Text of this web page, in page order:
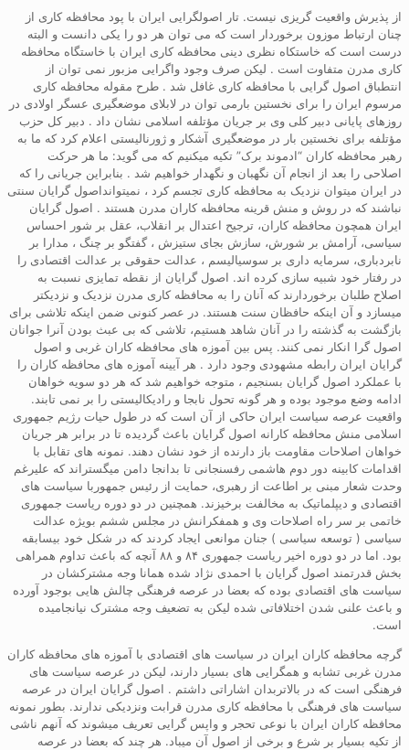
از پذیرش واقعیت گریزی نیست. تار اصولگرایی ایران با پود محافظه کاری از
چنان ارتباط موزون برخوردار است که می توان هر دو را یکی دانست و البته
درست است که خاستکاه نظری دینی محافظه کاری ایران با خاستگاه محافظه
کاری مدرن متفاوت است . لیکن صرف وجود واگرایی مزبور نمی توان از
انتطباق اصول گرایی با محافظه کاری غافل شد . طرح مقوله محافظه کاری
مرسوم ایران را برای نخستین بارمی توان در لابلای موضعگیری عسگر اولادی در
روزهای پایانی دبیر کلی وی بر جریان مؤتلفه اسلامی نشان داد . دبیر کل حزب
مؤتلفه برای نخستین بار در موضعگیری آشکار و ژورنالیستی اعلام کرد که ما به
رهبر محافظه کاران “ادموند برک” تکیه میکنیم که می گوید: ما هر حرکت
اصلاحی را بعد از انجام آن نگهبان و نگهدار خواهیم شد . بنابراین جریانی را که
در ایران میتوان نزدیک به محافظه کاری تجسم کرد ، نمیتوانداصول گرایان سنتی
نباشند که در روش و منش قرینه محافظه کاران مدرن هستند . اصول گرایان
ایران همچون محافظه کاران، ترجیح اعتدال بر انقلاب، عقل بر شور احساس
سیاسی، آرامش بر شورش، سازش بجای ستیزش ، گفتگو بر چنگ ، مدارا بر
نابردباری، سرمایه داری بر سوسیالیسم ، عدالت حقوقی بر عدالت اقتصادی را
در رفتار خود شبیه سازی کرده اند. اصول گرایان از نقطه تمایزی نسبت به
اصلاح طلبان برخوردارند که آنان را به محافظه کاری مدرن نزدیک و نزدیکتر
میسازد و آن اینکه حافظان سنت هستند. در عصر کنونی ضمن اینکه تلاشی برای
بازگشت به گذشته را در آنان شاهد هستیم، تلاشی که بی عبث بودن آنرا جوانان
اصول گرا انکار نمی کنند. پس بین آموزه های محافظه کاران غربی و اصول
گرایان ایران رابطه مشهودی وجود دارد . هر آیینه آموزه های محافظه کاران را
با عملکرد اصول گرایان بسنجیم ، متوجه خواهیم شد که هر دو سویه خواهان
ادامه وضع موجود بوده و هر گونه تحول نابجا و رادیکالیستی را بر نمی تابند.
واقعیت عرصه سیاست ایران حاکی از آن است که در طول حیات رژیم جمهوری
اسلامی منش محافظه کارانه اصول گرایان باعث گردیده تا در برابر هر جریان
خواهان اصلاحات مقاومت باز دارنده از خود نشان دهند. نمونه های تقابل با
اقدامات کابینه دور دوم هاشمی رفسنجانی تا بدانجا دامن میگستراند که علیرغم
وحدت شعار مبنی بر اطاعت از رهبری، حمایت از رئیس جمهوربا سیاست های
اقتصادی و دیپلماتیک به مخالفت برخیزند. همچنین در دو دوره ریاست جمهوری
خاتمی بر سر راه اصلاحات وی و همفکرانش در مجلس ششم بویژه عدالت
سیاسی ( توسعه سیاسی ) جنان موانعی ایجاد کردند که در شکل خود بیسابقه
بود. اما در دو دوره اخیر ریاست جمهوری ۸۴ و ۸۸ آنچه که باعث تداوم همراهی
بخش قدرتمند اصول گرایان با احمدی نژاد شده همانا وجه مشترکشان در
سیاست های اقتصادی بوده که بعضا در عرصه فرهنگی چالش هایی بوجود آورده
و باعث علنی شدن اختلافاتی شده لیکن به تضعیف وجه مشترک نیانجامیده
است.
گرچه محافظه کاران ایران در سیاست های اقتصادی با آموزه های محافظه کاران
مدرن غربی تشابه و همگرایی های بسیار دارند، لیکن در عرصه سیاست های
فرهنگی است که در بالاتربدان اشاراتی داشتم . اصول گرایان ایران در عرصه
سیاست های فرهنگی با محافظه کاری مدرن قرابت ونزدیکی ندارند. بطور نمونه
محافظه کاران ایران با نوعی تحجر و واپس گرایی تعریف میشوند که آنهم ناشی
از تکیه بسیار بر شرع و برخی از اصول آن میباد. هر چند که بعضا در عرصه